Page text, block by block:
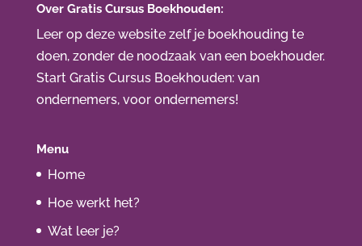
Over Gratis Cursus Boekhouden:
Leer op deze website zelf je boekhouding te
doen, zonder de noodzaak van een boekhouder.
Start Gratis Cursus Boekhouden: van
ondernemers, voor ondernemers!
Menu
Home
Hoe werkt het?
Wat leer je?